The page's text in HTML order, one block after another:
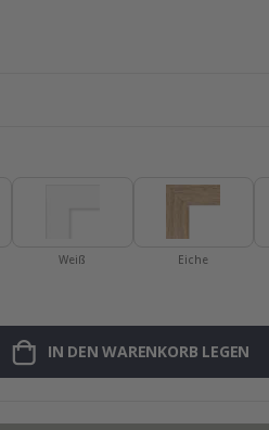
Weiß Eiche
IN DEN WARENKORB LEGEN